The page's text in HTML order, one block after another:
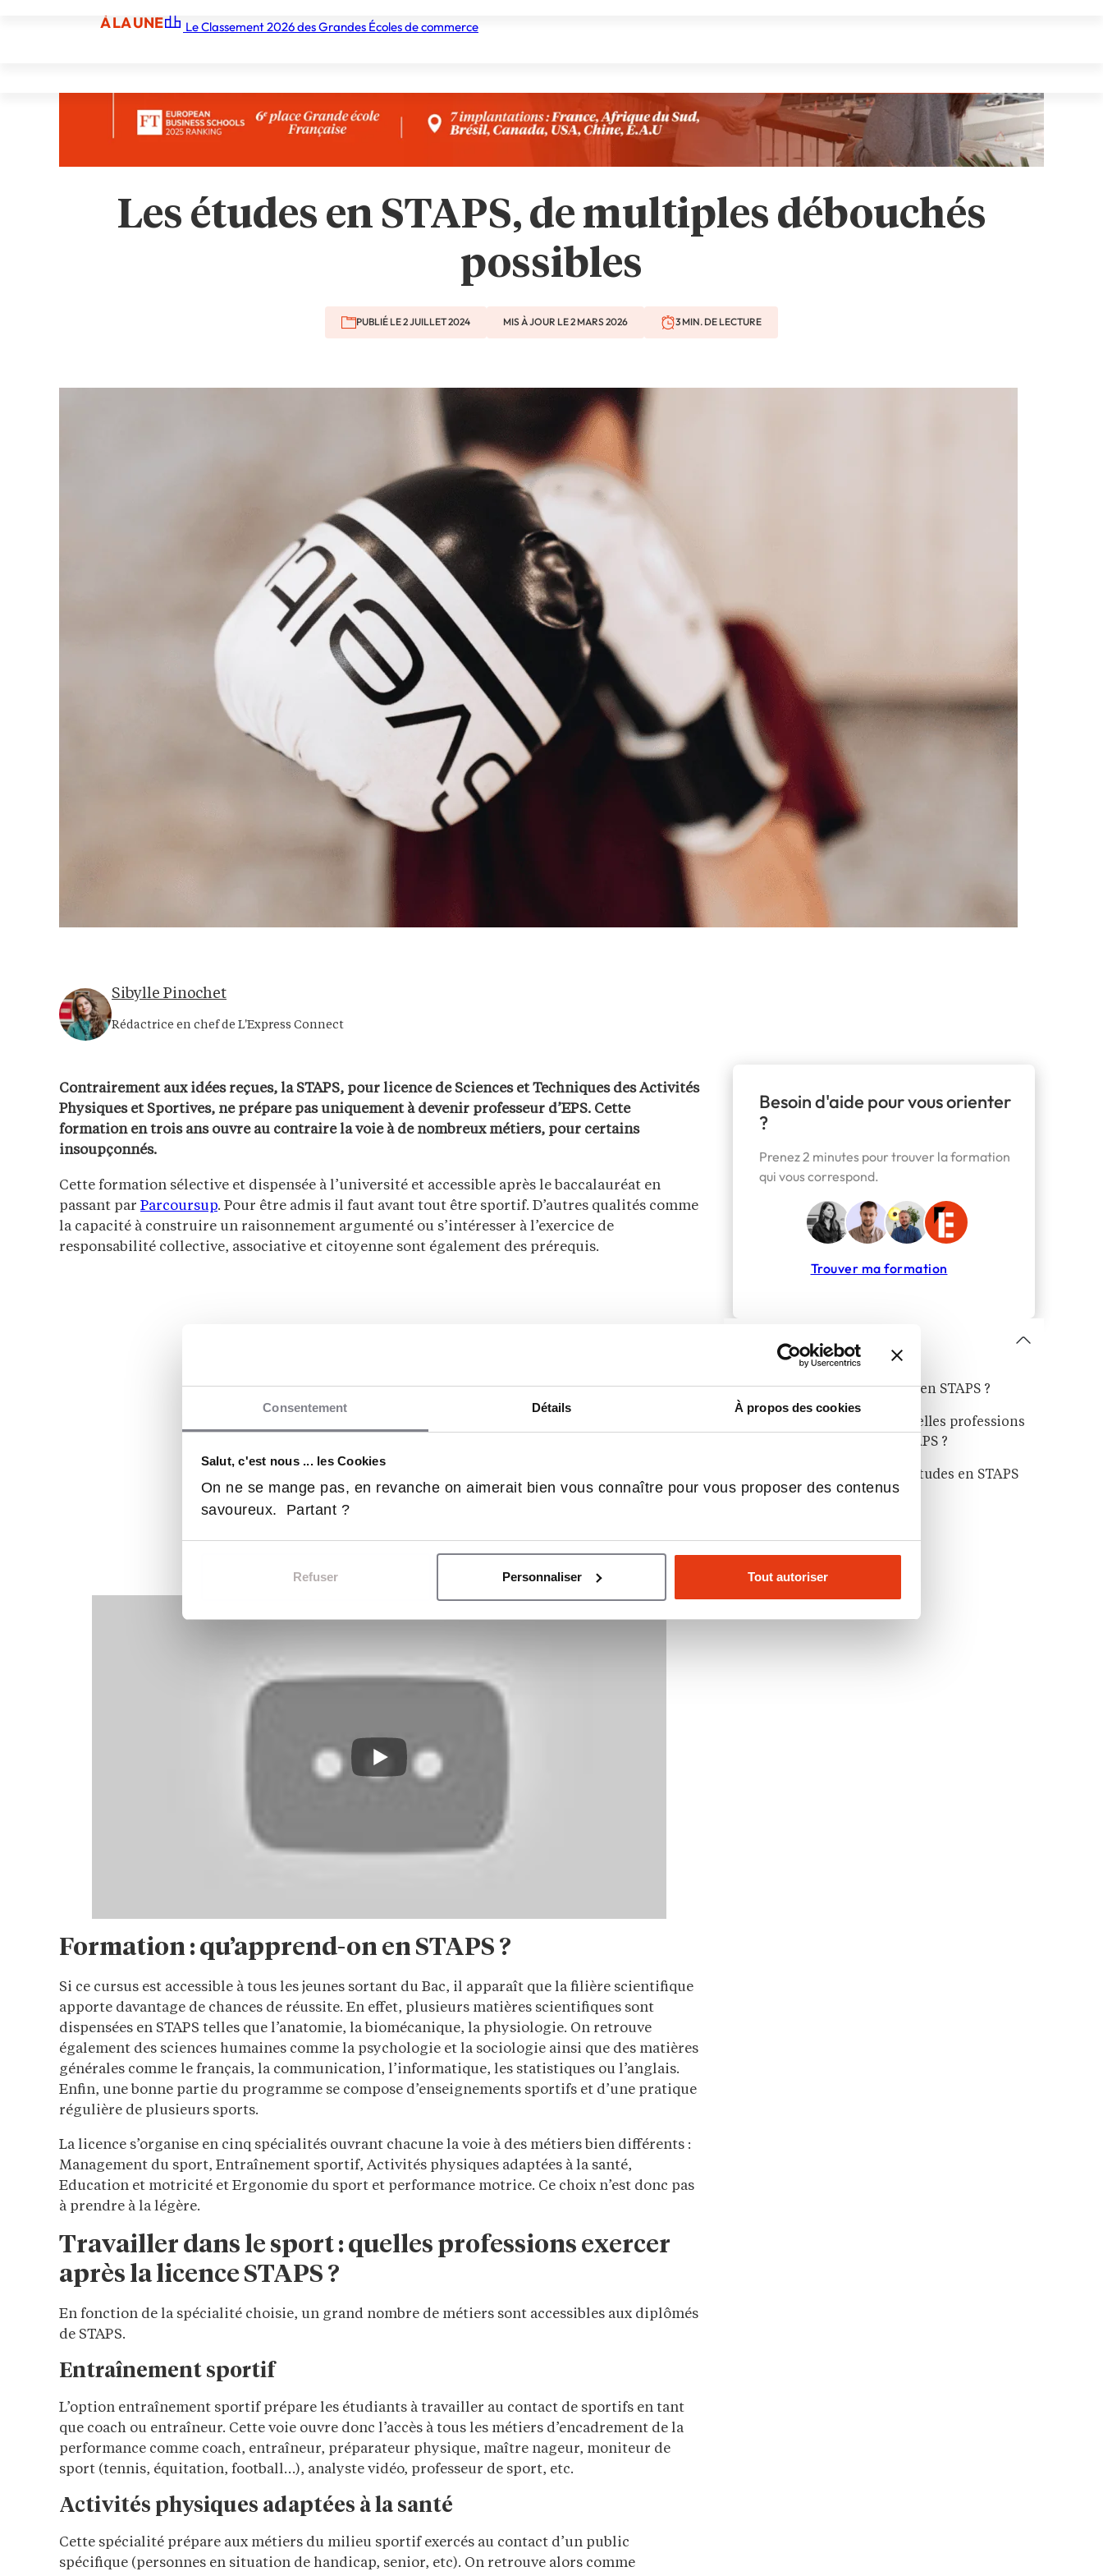
Consentement Détails À propos des cookies
Salut, c'est nous ... les Cookies
On ne se mange pas, en revanche on aimerait bien vous connaître pour vous proposer des contenus
savoureux. Partant ?
Refuser Personnaliser Tout autoriser
À LA UNE Le Classement 2026 des Grandes Écoles de commerce
Les études en STAPS, de multiples débouchés
possibles
PUBLIÉ LE 2 JUILLET 2024 MIS À JOUR LE 2 MARS 2026 3 MIN. DE LECTURE
Sibylle Pinochet
Rédactrice en chef de L'Express Connect
Contrairement aux idées reçues, la STAPS, pour licence de Sciences et Techniques des Activités
Physiques et Sportives, ne prépare pas uniquement à devenir professeur d’EPS. Cette
formation en trois ans ouvre au contraire la voie à de nombreux métiers, pour certains
insoupçonnés.
Cette formation sélective et dispensée à l’université et accessible après le baccalauréat en
passant par Parcoursup. Pour être admis il faut avant tout être sportif. D’autres qualités comme
la capacité à construire un raisonnement argumenté ou s’intéresser à l’exercice de
responsabilité collective, associative et citoyenne sont également des prérequis.
Formation : qu’apprend-on en STAPS ?
Si ce cursus est accessible à tous les jeunes sortant du Bac, il apparaît que la filière scientifique
apporte davantage de chances de réussite. En effet, plusieurs matières scientifiques sont
dispensées en STAPS telles que l’anatomie, la biomécanique, la physiologie. On retrouve
également des sciences humaines comme la psychologie et la sociologie ainsi que des matières
générales comme le français, la communication, l’informatique, les statistiques ou l’anglais.
Enfin, une bonne partie du programme se compose d’enseignements sportifs et d’une pratique
régulière de plusieurs sports.
La licence s’organise en cinq spécialités ouvrant chacune la voie à des métiers bien différents :
Management du sport, Entraînement sportif, Activités physiques adaptées à la santé,
Education et motricité et Ergonomie du sport et performance motrice. Ce choix n’est donc pas
à prendre à la légère.
Travailler dans le sport : quelles professions exercer
après la licence STAPS ?
En fonction de la spécialité choisie, un grand nombre de métiers sont accessibles aux diplômés
de STAPS.
Entraînement sportif
L’option entraînement sportif prépare les étudiants à travailler au contact de sportifs en tant
que coach ou entraîneur. Cette voie ouvre donc l’accès à tous les métiers d’encadrement de la
performance comme coach, entraîneur, préparateur physique, maître nageur, moniteur de
sport (tennis, équitation, football…), analyste vidéo, professeur de sport, etc.
Activités physiques adaptées à la santé
Cette spécialité prépare aux métiers du milieu sportif exercés au contact d’un public
spécifique (personnes en situation de handicap, senior, etc). On retrouve alors comme
Besoin d'aide pour vous orienter
?
Prenez 2 minutes pour trouver la formation
qui vous correspond.
Trouver ma formation
Sommaire
Formation : qu’apprend-on en STAPS ?
Travailler dans le sport : quelles professions
exercer après la licence STAPS ?
Les autres voies après des études en STAPS